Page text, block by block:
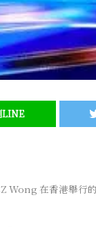
LINE
Wong 在香港舉行